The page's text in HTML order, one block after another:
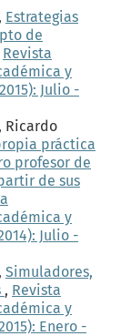
Estrategias
de
Revista
y
Julio -
Ricardo
práctica
profesor de
de sus
y
Julio -
Simuladores,
, Revista
y
Enero -